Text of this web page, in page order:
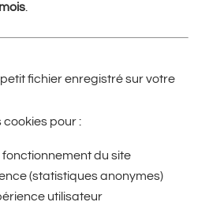
.
fichier enregistré sur votre
cookies pour :
du site
(statistiques anonymes)
utilisateur